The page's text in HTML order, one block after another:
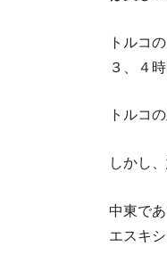
トルコ
３、４
トルコ
しかし
中東で
エスキ